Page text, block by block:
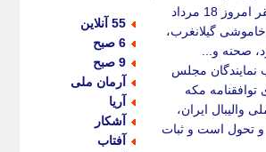
آباد غرب و سنقر امروز 18 مرداد
خاموشی گیلانغرب،
صحنه و...
مجلس
توافقنامه مکه
والیبال ایران،
و تحول است و ثبات
55 آنلاین
6 صبح
9 صبح
آرمان ملی
آریا
آشکار
آفتاب